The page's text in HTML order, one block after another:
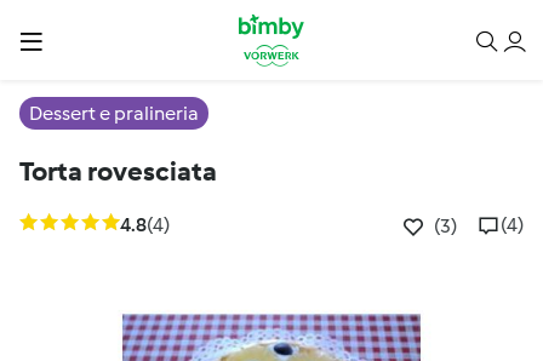
Dessert e pralineria
Torta rovesciata
4.8(4) (3) (4)